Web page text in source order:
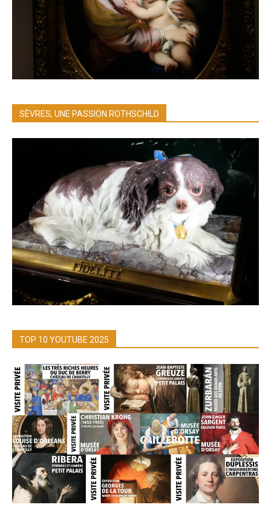
SÈVRES, UNE PASSION ROTHSCHILD
TOP 10 YOUTUBE 2025